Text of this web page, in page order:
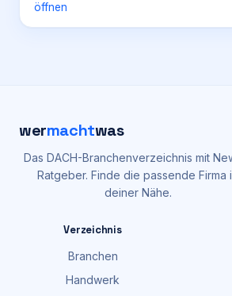
öffnen
wermachtwas
Das DACH-Branchenverzeichnis mit
Ratgeber. Finde die passende Firma
deiner Nähe.
Verzeichnis
Branchen
Handwerk